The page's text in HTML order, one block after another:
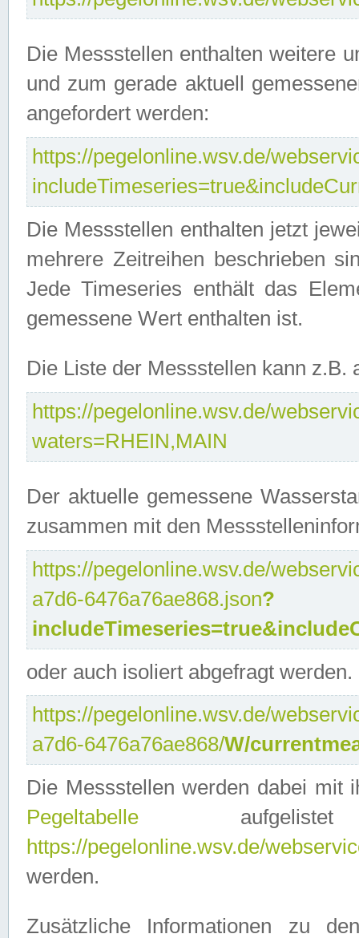
Die Messstellen enthalten weitere
und zum gerade aktuell
angefordert werden:
https://pegelonline.wsv.de/
Die Messstellen enthalten jetzt
mehrere Zeitreihen beschrieben
Jede Timeseries enthält das
gemessene Wert enthalten ist.
Die Liste der Messstellen kann
https://pegelonline.wsv.de/
waters=RHEIN,MAIN
Der aktuelle gemessene
zusammen mit den
https://pegelonline.wsv.de/
a7d6-6476a76ae868.json?
oder auch isoliert abgefragt werden.
https://pegelonline.wsv.de/
a7d6-6476a76ae868/W/
Die Messstellen werden dabei mit
Pegeltabelle
https://pegelonline.wsv.de/
werden.
Zusätzliche Informationen zu